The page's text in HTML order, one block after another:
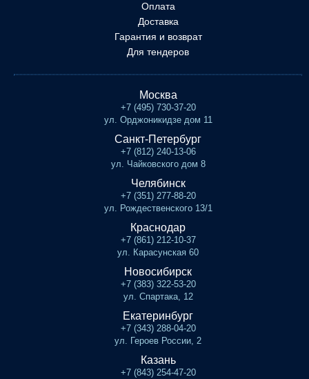
Оплата
Доставка
Гарантия и возврат
Для тендеров
Москва
+7 (495) 730-37-20
ул. Орджоникидзе дом 11
Санкт-Петербург
+7 (812) 240-13-06
ул. Чайковского дом 8
Челябинск
+7 (351) 277-88-20
ул. Рождественского 13/1
Краснодар
+7 (861) 212-10-37
ул. Карасунская 60
Новосибирск
+7 (383) 322-53-20
ул. Спартака, 12
Екатеринбург
+7 (343) 288-04-20
ул. Героев России, 2
Казань
+7 (843) 254-47-20